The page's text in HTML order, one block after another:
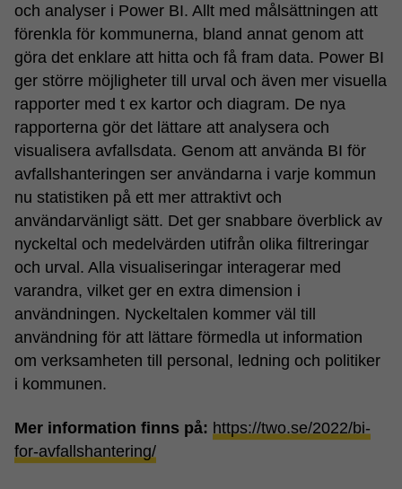
och analyser i Power BI. Allt med målsättningen att
förenkla för kommunerna, bland annat genom att
göra det enklare att hitta och få fram data. Power BI
ger större möjligheter till urval och även mer visuella
rapporter med t ex kartor och diagram. De nya
rapporterna gör det lättare att analysera och
visualisera avfallsdata. Genom att använda BI för
avfallshanteringen ser användarna i varje kommun
nu statistiken på ett mer attraktivt och
användarvänligt sätt. Det ger snabbare överblick av
nyckeltal och medelvärden utifrån olika filtreringar
och urval. Alla visualiseringar interagerar med
varandra, vilket ger en extra dimension i
användningen. Nyckeltalen kommer väl till
användning för att lättare förmedla ut information
om verksamheten till personal, ledning och politiker
i kommunen.
Mer information finns på: https://two.se/2022/bi-
for-avfallshantering/